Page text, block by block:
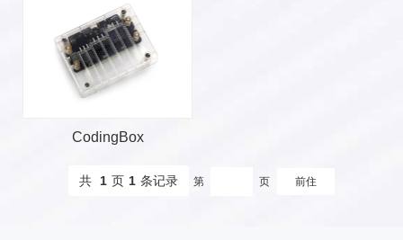
CodingBox
共 1 页 1 条记录 第 页
新闻中心
关于我们